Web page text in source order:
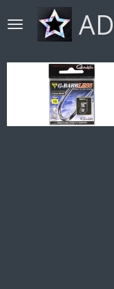
direct
de
hoofdinhoud